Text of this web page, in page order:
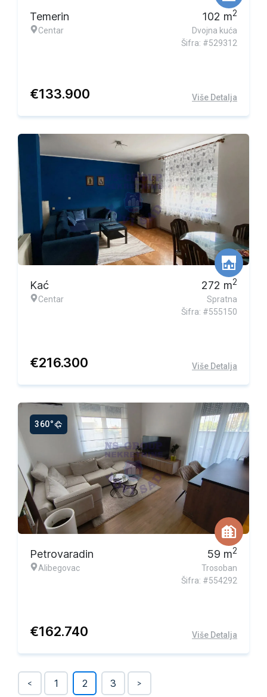
Temerin
Centar
102 m2
Dvojna kuća
Šifra: #529312
€133.900 Više Detalja
Kać
Centar
272 m2
Spratna
Šifra: #555150
€216.300 Više Detalja
360°
Petrovaradin
Alibegovac
59 m2
Trosoban
Šifra: #554292
€162.740 Više Detalja
< 1 2 3 >